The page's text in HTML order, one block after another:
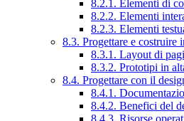
8.2.1. Elementi di
8.2.2. Elementi
8.2.3. Elementi
8.3. Progettare e costruire
8.3.1. Layout di
8.3.2. Prototipi in
8.4. Progettare con il
8.4.1.
8.4.2. Benefici del
8.4.3. Risorse